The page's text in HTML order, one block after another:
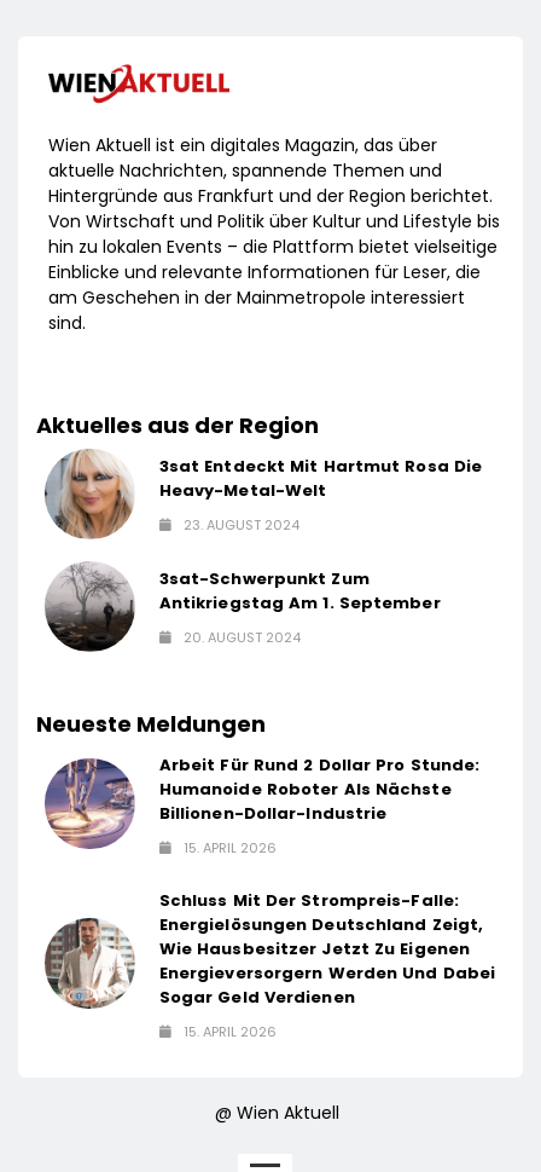
Wien Aktuell ist ein digitales Magazin, das über
aktuelle Nachrichten, spannende Themen und
Hintergründe aus Frankfurt und der Region berichtet.
Von Wirtschaft und Politik über Kultur und Lifestyle bis
hin zu lokalen Events – die Plattform bietet vielseitige
Einblicke und relevante Informationen für Leser, die
am Geschehen in der Mainmetropole interessiert
sind.
Aktuelles aus der Region
3sat Entdeckt Mit Hartmut Rosa Die
Heavy-Metal-Welt
23. AUGUST 2024
3sat-Schwerpunkt Zum
Antikriegstag Am 1. September
20. AUGUST 2024
Neueste Meldungen
Arbeit Für Rund 2 Dollar Pro Stunde:
Humanoide Roboter Als Nächste
Billionen-Dollar-Industrie
15. APRIL 2026
Schluss Mit Der Strompreis-Falle:
Energielösungen Deutschland Zeigt,
Wie Hausbesitzer Jetzt Zu Eigenen
Energieversorgern Werden Und Dabei
Sogar Geld Verdienen
15. APRIL 2026
@ Wien Aktuell